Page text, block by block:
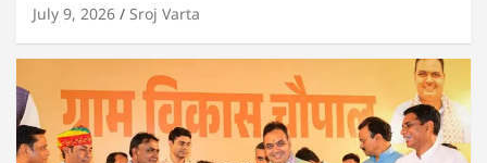
July 9, 2026 Sroj Varta